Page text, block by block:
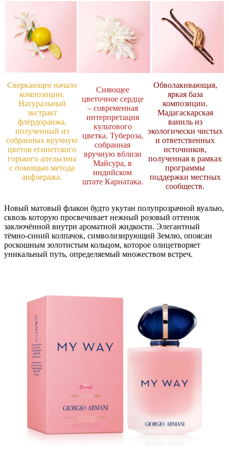
Сверкающее начало
композиции.
Натуральный
экстракт
флёрдоранжа,
полученный из
собранных вручную
цветов египетского
горького апельсина
с помощью метода
анфлеража.
Сияющее
цветочное сердце
– современная
интерпретация
культового
цветка. Тубероза,
собранная
вручную вблизи
Майсура, в
индийском
штате Карнатака.
Обволакивающая,
яркая база
композиции.
Мадагаскарская
ваниль из
экологически чистых
и ответственных
источников,
полученная в рамках
программы
поддержки местных
сообществ.
Новый матовый флакон будто укутан полупрозрачной вуалью,
сквозь которую просвечивает нежный розовый оттенок
заключённой внутри ароматной жидкости. Элегантный
тёмно-синий колпачок, символизирующий Землю, опоясан
роскошным золотистым кольцом, которое олицетворяет
уникальный путь, определяемый множеством встреч.